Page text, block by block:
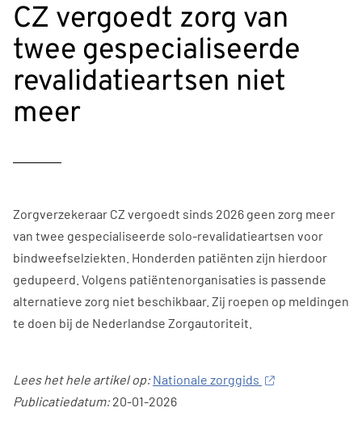
CZ vergoedt zorg van
twee gespecialiseerde
revalidatieartsen niet
meer
Zorgverzekeraar CZ vergoedt sinds 2026 geen zorg meer
van twee gespecialiseerde solo-revalidatieartsen voor
bindweefselziekten. Honderden patiënten zijn hierdoor
gedupeerd. Volgens patiëntenorganisaties is passende
alternatieve zorg niet beschikbaar. Zij roepen op meldingen
te doen bij de Nederlandse Zorgautoriteit.
Lees het hele artikel op: Nationale zorggids
Publicatiedatum:20-01-2026